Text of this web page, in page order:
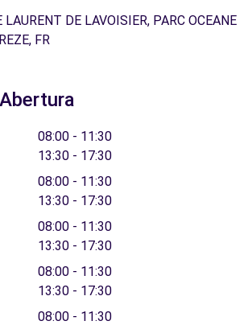
DE LAVOISIER, PARC OCEANE
FR
08:00 - 11:30
13:30 - 17:30
08:00 - 11:30
13:30 - 17:30
08:00 - 11:30
13:30 - 17:30
08:00 - 11:30
13:30 - 17:30
08:00 - 11:30